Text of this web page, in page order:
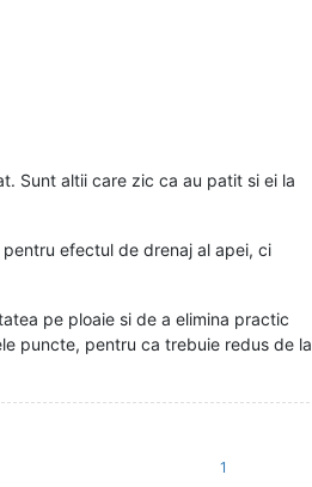
Sunt altii care zic ca au patit si ei la
efectul de drenaj al apei, ci
pe ploaie si de a elimina practic
puncte, pentru ca trebuie redus de la
1